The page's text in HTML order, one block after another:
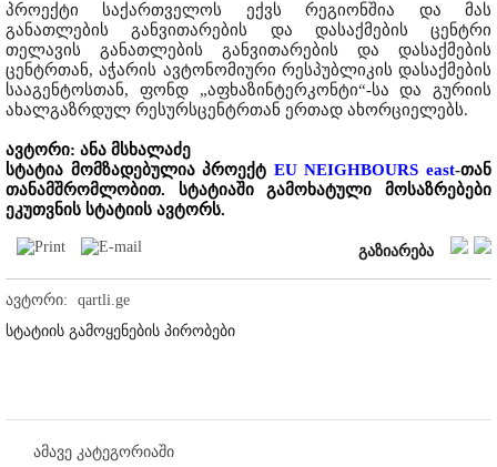
პროექტი საქართველოს ექვს რეგიონშია და მას
განათლების განვითარების და დასაქმების ცენტრი
თელავის განათლების განვითარების და დასაქმების
ცენტრთან, აჭარის ავტონომიური რესპუბლიკის დასაქმების
სააგენტოსთან, ფონდ „აფხაზინტერკონტი“-სა და გურიის
ახალგაზრდულ რესურსცენტრთან ერთად ახორციელებს.
ავტორი: ანა მსხალაძე
სტატია მომზადებულია პროექტ EU NEIGHBOURS east-თან
თანამშრომლობით. სტატიაში გამოხატული მოსაზრებები
ეკუთვნის სტატიის ავტორს.
გაზიარება
ავტორი:
qartli.ge
სტატიის გამოყენების პირობები
ამავე კატეგორიაში